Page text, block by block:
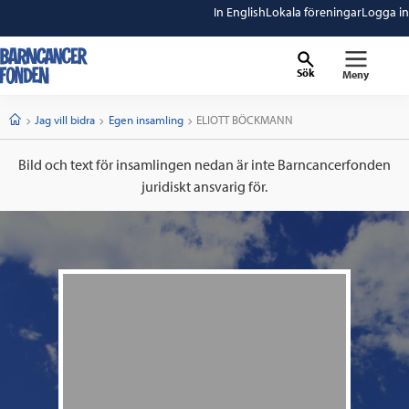
In EnglishLokala föreningarLogga in
Sök Meny
StartJag vill bidra Egen insamling Current:
ELIOTT BÖCKMANN
Bild och text för insamlingen nedan är inte Barncancerfonden
juridiskt ansvarig för.